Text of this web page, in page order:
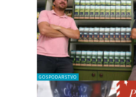
GOSPODARSTVO